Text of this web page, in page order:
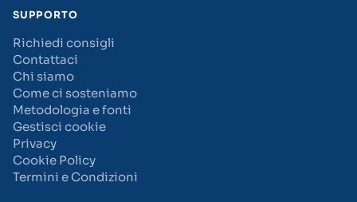
SUPPORTO
Richiedi consigli
Contattaci
Chi siamo
Come ci sosteniamo
Metodologia e fonti
Gestisci cookie
Privacy
Cookie Policy
Termini e Condizioni